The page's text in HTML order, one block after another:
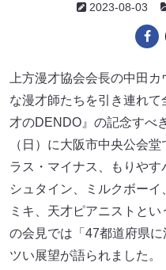
2023-08-03
上方漫才協会会長の中田
な漫才師たちを引き連れ
才のDENDO』の記念すべ
（日）に大阪市中央公会
ラス・マイナス、もりや
シュタイン、ミルクボーイ
ミキ、天才ピアニストと
の会見では「47都道府県
ツい展望が語られました。